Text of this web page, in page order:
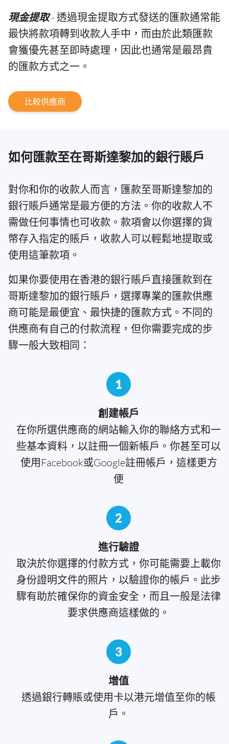
現金提取- 透過現金提取方式發送的匯款通常能
最快將款項轉到收款人手中，而由於此類匯款
會獲優先甚至即時處理，因此也通常是最昂貴
的匯款方式之一。
比較供應商
如何匯款至在哥斯達黎加的銀行賬戶
對你和你的收款人而言，匯款至哥斯達黎加的
銀行賬戶通常是最方便的方法。你的收款人不
需做任何事情也可收款。款項會以你選擇的貨
幣存入指定的賬戶，收款人可以輕鬆地提取或
使用這筆款項。
如果你要使用在香港的銀行賬戶直接匯款到在
哥斯達黎加的銀行賬戶，選擇專業的匯款供應
商可能是最便宜、最快捷的匯款方式。不同的
供應商有自己的付款流程，但你需要完成的步
驟一般大致相同：
1
創建帳戶
在你所選供應商的網站輸入你的聯絡方式和一
些基本資料，以註冊一個新帳戶。你甚至可以
使用Facebook或Google註冊帳戶，這樣更方
便
2
進行驗證
取決於你選擇的付款方式，你可能需要上載你
身份證明文件的照片，以驗證你的帳戶。此步
驟有助於確保你的資金安全，而且一般是法律
要求供應商這樣做的。
3
增值
透過銀行轉賬或使用卡以港元增值至你的帳
戶。